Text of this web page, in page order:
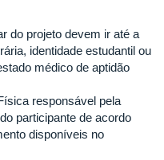
do projeto devem ir até a
identidade estudantil ou
médico de aptidão
responsável pela
participante de acordo
disponíveis no